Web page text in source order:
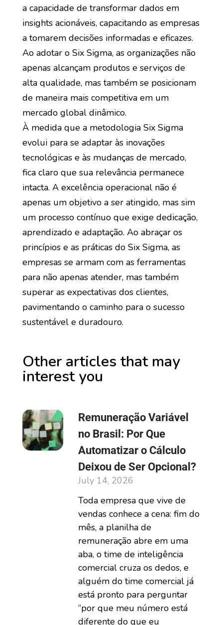
a capacidade de transformar dados em
insights acionáveis, capacitando as empresas
a tomarem decisões informadas e eficazes.
Ao adotar o Six Sigma, as organizações não
apenas alcançam produtos e serviços de
alta qualidade, mas também se posicionam
de maneira mais competitiva em um
mercado global dinâmico.
À medida que a metodologia Six Sigma
evolui para se adaptar às inovações
tecnológicas e às mudanças de mercado,
fica claro que sua relevância permanece
intacta. A excelência operacional não é
apenas um objetivo a ser atingido, mas sim
um processo contínuo que exige dedicação,
aprendizado e adaptação. Ao abraçar os
princípios e as práticas do Six Sigma, as
empresas se armam com as ferramentas
para não apenas atender, mas também
superar as expectativas dos clientes,
pavimentando o caminho para o sucesso
sustentável e duradouro.
Other articles that may
interest you
Remuneração Variável
no Brasil: Por Que
Automatizar o Cálculo
Deixou de Ser Opcional?
July 14, 2026
Toda empresa que vive de
vendas conhece a cena: fim do
mês, a planilha de
remuneração abre em uma
aba, o time de inteligência
comercial cruza os dedos, e
alguém do time comercial já
está pronto para perguntar
“por que meu número está
diferente do que eu